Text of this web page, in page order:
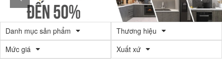
Danh mục sản phẩm
Thương hiệu
Mức giá
Xuất xứ